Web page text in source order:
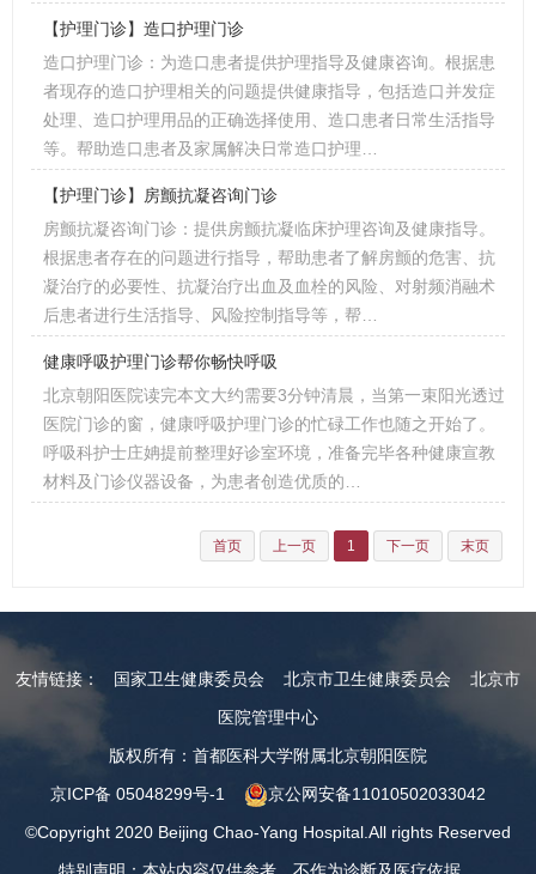
【护理门诊】造口护理门诊
造口护理门诊：为造口患者提供护理指导及健康咨询。根据患
者现存的造口护理相关的问题提供健康指导，包括造口并发症
处理、造口护理用品的正确选择使用、造口患者日常生活指导
等。帮助造口患者及家属解决日常造口护理…
【护理门诊】房颤抗凝咨询门诊
房颤抗凝咨询门诊：提供房颤抗凝临床护理咨询及健康指导。
根据患者存在的问题进行指导，帮助患者了解房颤的危害、抗
凝治疗的必要性、抗凝治疗出血及血栓的风险、对射频消融术
后患者进行生活指导、风险控制指导等，帮…
健康呼吸护理门诊帮你畅快呼吸
北京朝阳医院读完本文大约需要3分钟清晨，当第一束阳光透过
医院门诊的窗，健康呼吸护理门诊的忙碌工作也随之开始了。
呼吸科护士庄姌提前整理好诊室环境，准备完毕各种健康宣教
材料及门诊仪器设备，为患者创造优质的…
首页 上一页 1 下一页 末页
友情链接： 国家卫生健康委员会 北京市卫生健康委员会
北京市
医院管理中心
版权所有：首都医科大学附属北京朝阳医院
京ICP备 05048299号-1
京公网安备11010502033042
©Copyright 2020 Beijing Chao-Yang Hospital.All rights Reserved